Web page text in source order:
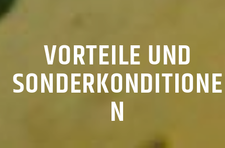
VORTEILE UND
SONDERKONDITIONE
N